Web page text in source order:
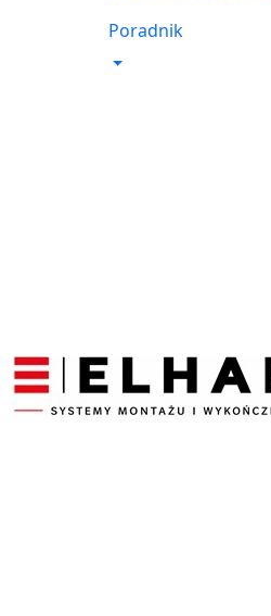
Poradnik